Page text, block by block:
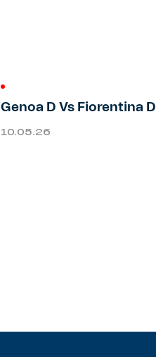
Genoa D Vs Fiorentina D
10.05.26